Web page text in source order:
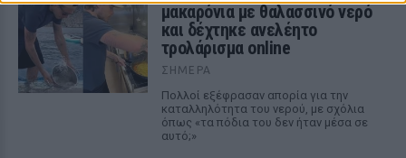
μακαρόνια με θαλασσινό νερό
και δέχτηκε ανελέητο
τρολάρισμα online
ΣΉΜΕΡΑ
Πολλοί εξέφρασαν απορία για την
καταλληλότητα του νερού, με σχόλια
όπως «τα πόδια του δεν ήταν μέσα σε
αυτό;»